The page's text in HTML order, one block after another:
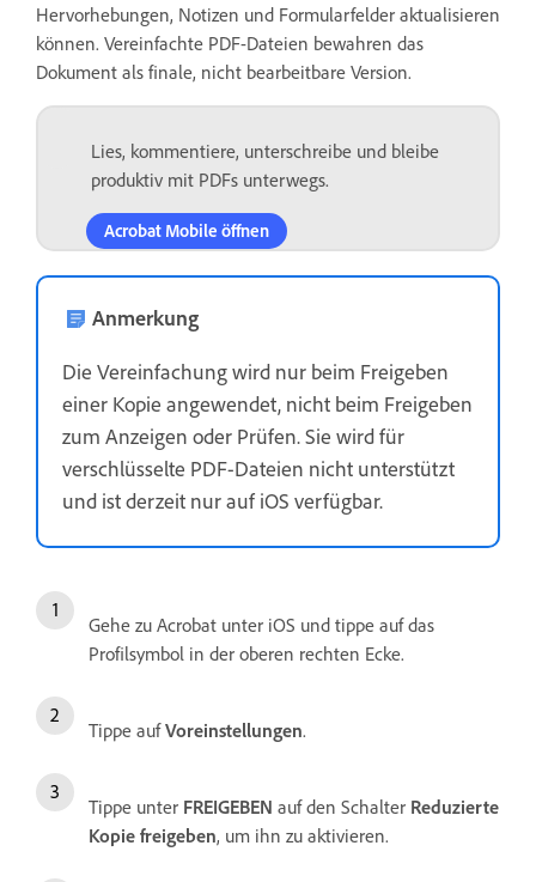
Hervorhebungen, Notizen und Formularfelder aktualisieren
können. Vereinfachte PDF-Dateien bewahren das
Dokument als finale, nicht bearbeitbare Version.
Lies, kommentiere, unterschreibe und bleibe
produktiv mit PDFs unterwegs.
Acrobat Mobile öffnen
Anmerkung
Die Vereinfachung wird nur beim Freigeben
einer Kopie angewendet, nicht beim Freigeben
zum Anzeigen oder Prüfen. Sie wird für
verschlüsselte PDF-Dateien nicht unterstützt
und ist derzeit nur auf iOS verfügbar.
Gehe zu Acrobat unter iOS und tippe auf das
Profilsymbol in der oberen rechten Ecke.
Tippe aufVoreinstellungen.
Tippe unter FREIGEBEN auf den Schalter Reduzierte
Kopie freigeben, um ihn zu aktivieren.